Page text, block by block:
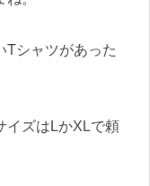
Tシャツがあった
イズはLかXLで頼